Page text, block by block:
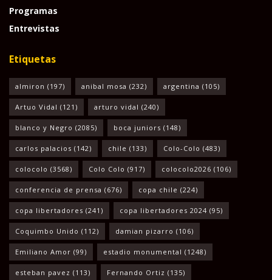
Programas
Entrevistas
Etiquetas
almiron (197) anibal mosa (232) argentina (105)
Artuo Vidal (121) arturo vidal (240)
blanco y Negro (2085) boca juniors (148)
carlos palacios (142) chile (133) Colo-Colo (483)
colocolo (3568) Colo Colo (917) colocolo2026 (106)
conferencia de prensa (676) copa chile (224)
copa libertadores (241) copa libertadores 2024 (95)
Coquimbo Unido (112) damian pizarro (106)
Emiliano Amor (99) estadio monumental (1248)
esteban pavez (113) Fernando Ortiz (135)